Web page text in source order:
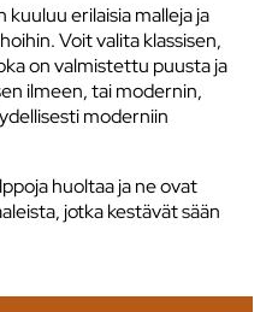
erilaisia malleja ja
Voit valita klassisen,
on valmistettu puusta ja
ilmeen, tai modernin,
moderniin
huoltaa ja ne ovat
jotka kestävät sään